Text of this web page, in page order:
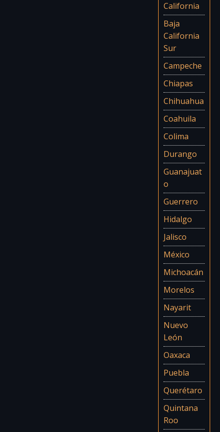
California
Baja
California
Sur
Campeche
Chiapas
Chihuahua
Coahuila
Colima
Durango
Guanajuat
o
Guerrero
Hidalgo
Jalisco
México
Michoacán
Morelos
Nayarit
Nuevo
León
Oaxaca
Puebla
Querétaro
Quintana
Roo